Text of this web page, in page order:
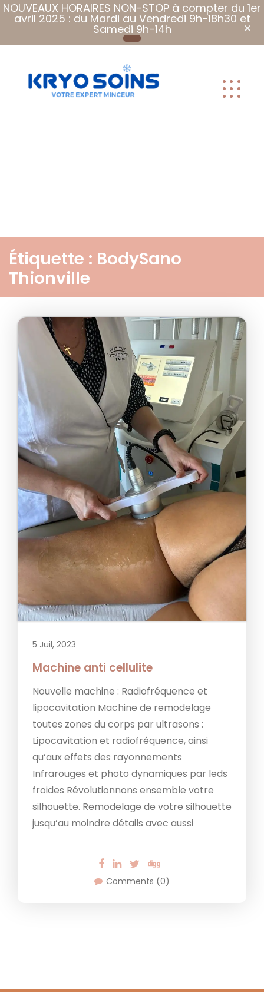
NOUVEAUX HORAIRES NON-STOP à compter du 1er
avril 2025 : du Mardi au Vendredi 9h-18h30 et
Samedi 9h-14h
Étiquette : BodySano
Thionville
5 Juil, 2023
Machine anti cellulite
Nouvelle machine : Radiofréquence et
lipocavitation Machine de remodelage
toutes zones du corps par ultrasons :
Lipocavitation et radiofréquence, ainsi
qu’aux effets des rayonnements
Infrarouges et photo dynamiques par leds
froides Révolutionnons ensemble votre
silhouette. Remodelage de votre silhouette
jusqu’au moindre détails avec aussi
Comments (0)